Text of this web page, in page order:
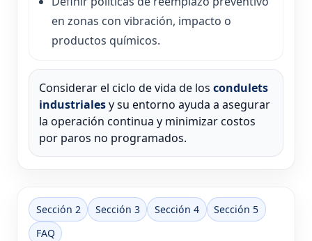
en zonas con vibración, impacto o
productos químicos.
Considerar el ciclo de vida de los condulets
industrialesy su entorno ayuda a asegurar
la operación continua y minimizar costos
por paros no programados.
Sección 2 Sección 3 Sección 4
Sección 5
FAQ